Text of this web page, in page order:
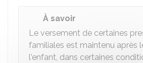
À savoir
Le versement de certaines
familiales est maintenu après
l'enfant, dans certaines